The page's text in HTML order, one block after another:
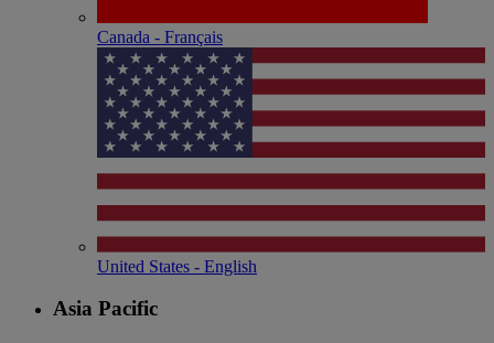
Canada - Français
United States - English
Asia Pacific